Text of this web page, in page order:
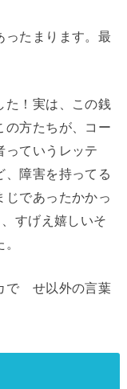
ったまります。最
た！実は、この銭
の方たちが、コー
っていうレッテ
、障害を持ってる
じであったかかっ
すげえ嬉しいそ
で せ以外の言葉